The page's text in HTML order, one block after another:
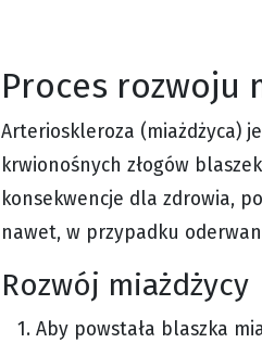
Proces rozwoju
Arterioskleroza (miażdżyca)
krwionośnych złogów
konsekwencje dla zdrowia,
nawet, w przypadku
Rozwój miażdżycy
Aby powstała blaszka